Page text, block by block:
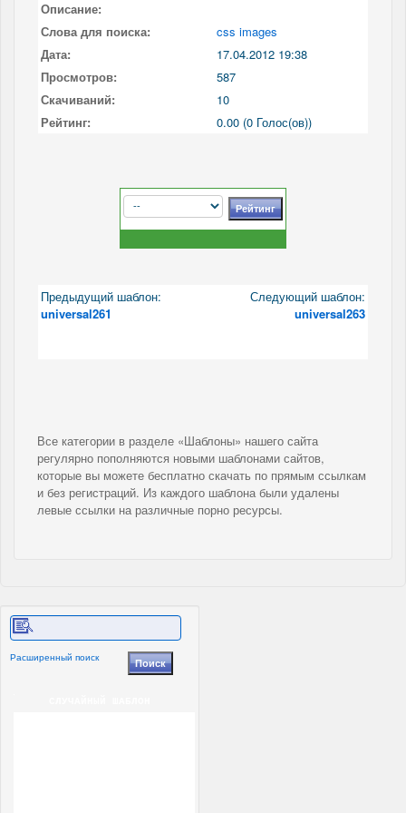
Описание:
Слова для поиска:
css images
Дата:
17.04.2012 19:38
Просмотров:
587
Скачиваний:
10
Рейтинг:
0.00 (0 Голос(ов))
Предыдущий шаблон:
universal261
Следующий шаблон:
universal263
Все категории в разделе «Шаблоны» нашего сайта
регулярно пополняются новыми шаблонами сайтов,
которые вы можете бесплатно скачать по прямым ссылкам
и без регистраций. Из каждого шаблона были удалены
левые ссылки на различные порно ресурсы.
Расширенный поиск